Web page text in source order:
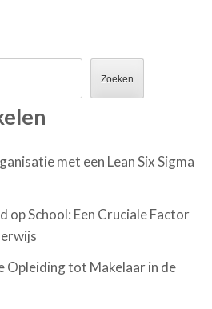
Zoeken
met een Lean Six Sigma
op School: Een Cruciale Factor
Opleiding tot Makelaar in de